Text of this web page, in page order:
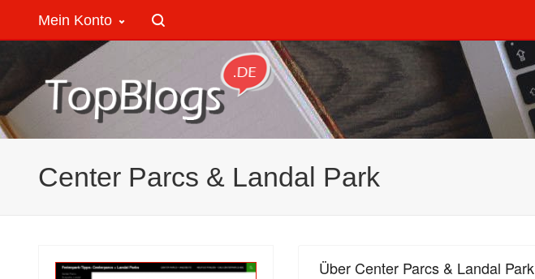
Mein Konto
Center Parcs & Landal Park
Über Center Parcs & Landal Park